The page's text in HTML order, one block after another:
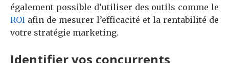
également possible d’utiliser des outils comme le
ROI afin de mesurer l’efficacité et la rentabilité de
votre stratégie marketing.
Identifier vos concurrents